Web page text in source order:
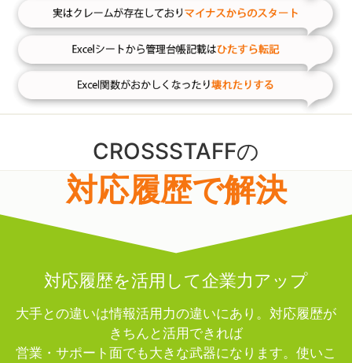
CROSSSTAFFの
対応履歴で解決
対応履歴を活用して企業力アップ
大手との違いは情報活用力の違いにあり。対応履歴が
きちんと活用できれば
営業・サポート面でも大きな武器になります。使いこ